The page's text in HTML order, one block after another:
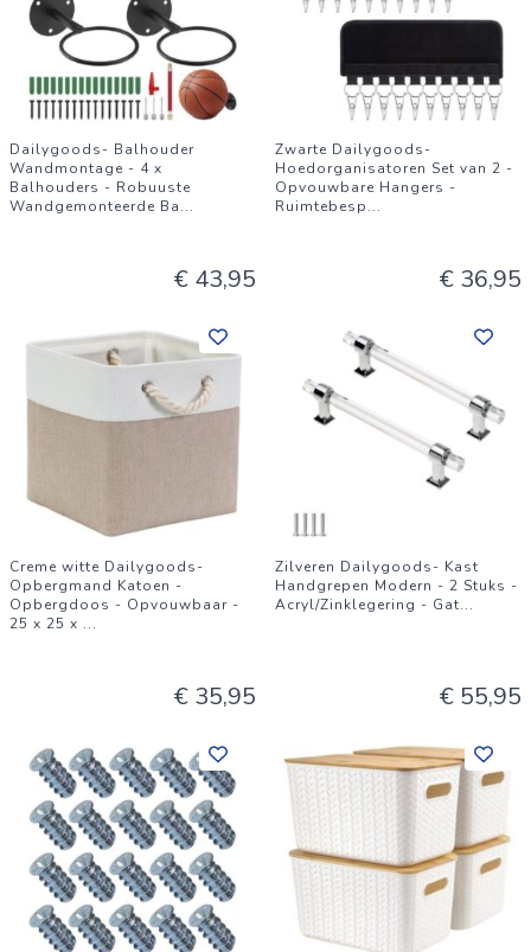
Dailygoods- Balhouder
Wandmontage - 4 x
Balhouders - Robuuste
Wandgemonteerde Ba...
€ 43,95
Zwarte Dailygoods-
Hoedorganisatoren Set van 2 -
Opvouwbare Hangers -
Ruimtebesp...
€ 36,95
Creme witte Dailygoods-
Opbergmand Katoen -
Opbergdoos - Opvouwbaar -
25 x 25 x ...
€ 35,95
Zilveren Dailygoods- Kast
Handgrepen Modern - 2 Stuks -
Acryl/Zinklegering - Gat...
€ 55,95